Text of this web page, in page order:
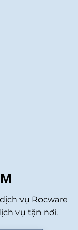
vụ Rocware
vụ tận nơi.